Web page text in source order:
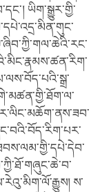
ཡིག་སྒྱུར་གྱི་
ས་